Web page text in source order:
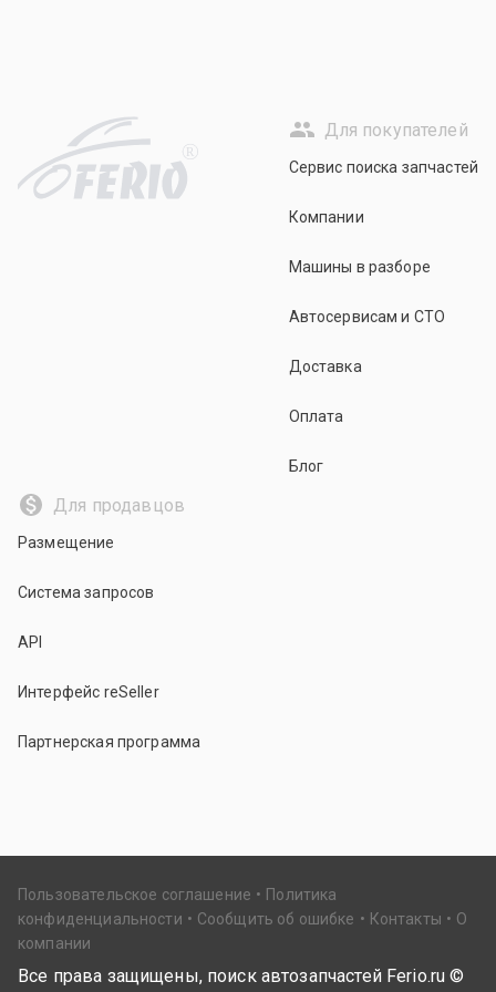
R
Для покупателей
Сервис поиска запчастей
Компании
Машины в разборе
Автосервисам и СТО
Доставка
Оплата
Блог
Для продавцов
Размещение
Система запросов
API
Интерфейс reSeller
Партнерская программа
Пользовательское соглашение
Политика
конфиденциальности
Сообщить об ошибке Контакты
О
компании
Все права защищены, поиск автозапчастей Ferio.ru ©